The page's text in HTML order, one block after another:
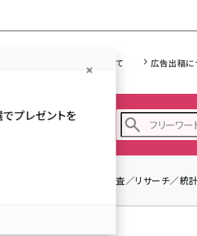
Web担について 広告出稿に
イベント から探す
調査／リサーチ／統計
イナビ調べ】
プレゼントを